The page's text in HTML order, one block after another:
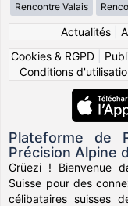
Rencontre Valais
Actualités|
Cookies & RGPD
Conditions
Plateforme de
Précision Alpine
Grüezi ! Bienvenue
Suisse pour des
célibataires suisses